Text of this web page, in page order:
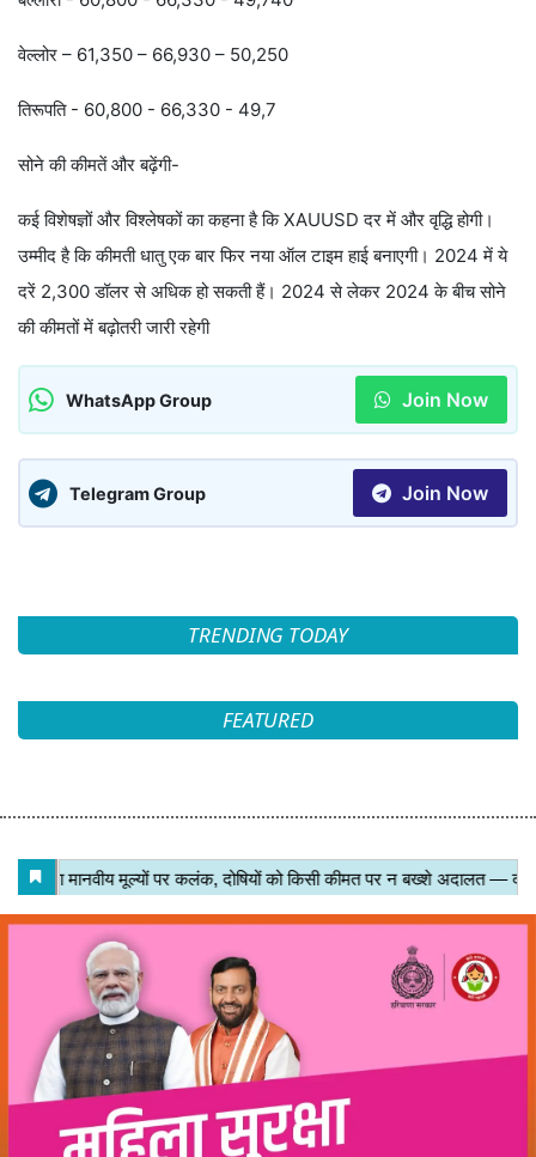
वेल्लोर – 61,350 – 66,930 – 50,250
तिरूपति - 60,800 - 66,330 - 49,7
सोने की कीमतें और बढ़ेंगी-
कई विशेषज्ञों और विश्लेषकों का कहना है कि XAUUSD दर में और वृद्धि होगी।
उम्मीद है कि कीमती धातु एक बार फिर नया ऑल टाइम हाई बनाएगी। 2024 में ये
दरें 2,300 डॉलर से अधिक हो सकती हैं। 2024 से लेकर 2024 के बीच सोने
की कीमतों में बढ़ोतरी जारी रहेगी
WhatsApp Group Join Now
Telegram Group Join Now
TRENDING TODAY
FEATURED